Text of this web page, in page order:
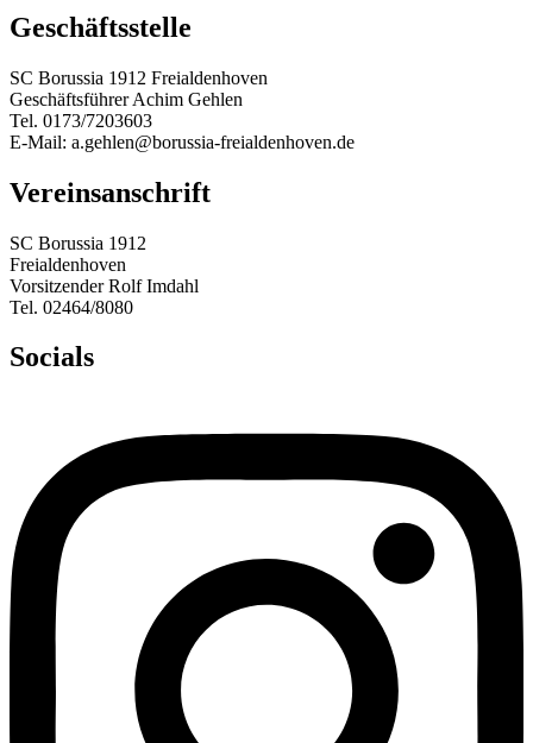
Geschäftsstelle
SC Borussia 1912 Freialdenhoven
Geschäftsführer Achim Gehlen
Tel. 0173/7203603
E-Mail: a.gehlen@borussia-freialdenhoven.de
Vereinsanschrift
SC Borussia 1912
Freialdenhoven
Vorsitzender Rolf Imdahl
Tel. 02464/8080
Socials